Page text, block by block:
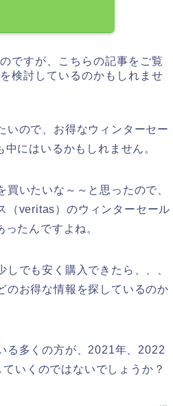
ですが、こちらの記事をご覧
検討しているのかもしれませ
いので、お得なウィンターセー
にはいるかもしれません。
いたいな～～と思ったので、
（veritas）のウィンターセール
たんですよね。
でも安く購入できたら、、、
のお得な情報を探しているのか
る多くの方が、2021年、2022
いくのではないでしょうか？